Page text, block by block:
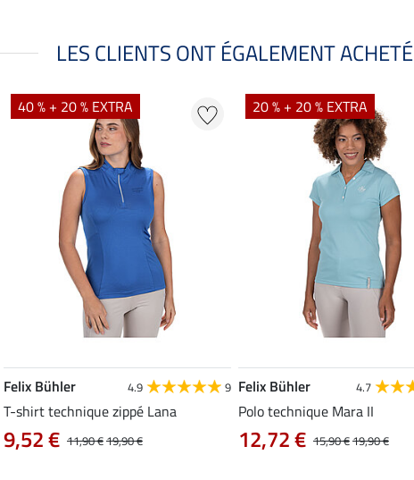
LES CLIENTS ONT ÉGALEMENT ACHETÉ
40 % + 20 % EXTRA
Felix Bühler 4.9 9
T-shirt technique zippé Lana
11,90 €19,90 €
9,52 €
20 % + 20 % EXTRA
Felix Bühler 4.7
Polo technique Mara II
15,90 €19,90 €
12,72 €